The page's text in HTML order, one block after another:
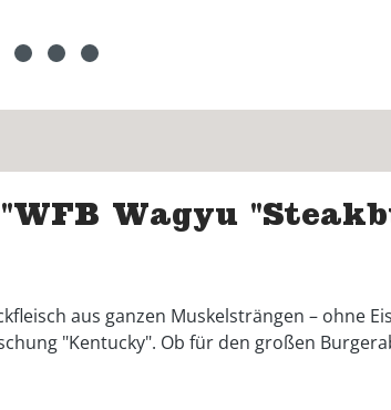
Wagyu
aus ganzen Muskelsträngen – ohne
"Kentucky". Ob für den großen